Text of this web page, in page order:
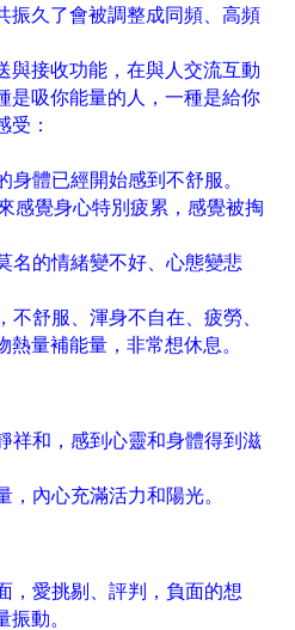
振久了會被調整成同頻、高頻
與接收功能，在與人交流互動
是吸你能量的人，一種是給你
受：
身體已經開始感到不舒服。
感覺身心特別疲累，感覺被掏
名的情緒變不好、心態變悲
不舒服、渾身不自在、疲勞、
熱量補能量， 非常想休息。
祥和，感到心靈和身體得到滋
，內心充滿活力和陽光。
，愛挑剔、評判，負面的想
動。